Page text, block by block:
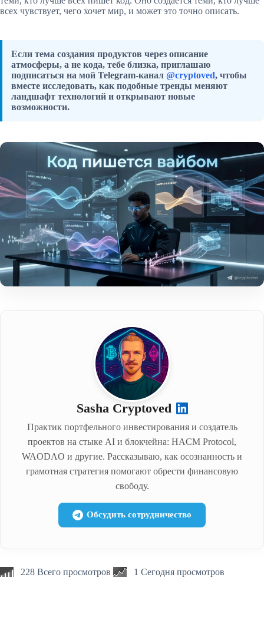
всех чувствует, чего хочет мир, и может это точно описать.
Если тема создания продуктов через описание
атмосферы, а не кода, тебе близка, приглашаю
подписаться на мой Telegram-канал @cryptoved, чтобы
вместе исследовать, как подобные тренды меняют
ландшафт технологий и открывают новые
возможности.
Sasha Cryptoved
Практик портфельного инвестирования и создатель
проектов на стыке AI и блокчейна: HACM Protocol,
WAODAO и другие. Рассказываю, как осознанность и
грамотная стратегия помогают обрести финансовую
свободу.
Обсудить сотрудничество
228 Всего просмотров 1 Сегодня просмотров